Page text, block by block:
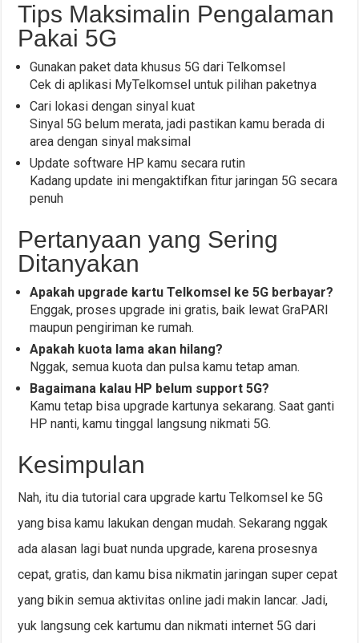
Tips Maksimalin Pengalaman
Pakai 5G
Gunakan paket data khusus 5G dari Telkomsel
Cek di aplikasi MyTelkomsel untuk pilihan paketnya
Cari lokasi dengan sinyal kuat
Sinyal 5G belum merata, jadi pastikan kamu berada di
area dengan sinyal maksimal
Update software HP kamu secara rutin
Kadang update ini mengaktifkan fitur jaringan 5G secara
penuh
Pertanyaan yang Sering
Ditanyakan
Apakah upgrade kartu Telkomsel ke 5G berbayar?
Enggak, proses upgrade ini gratis, baik lewat GraPARI
maupun pengiriman ke rumah.
Apakah kuota lama akan hilang?
Nggak, semua kuota dan pulsa kamu tetap aman.
Bagaimana kalau HP belum support 5G?
Kamu tetap bisa upgrade kartunya sekarang. Saat ganti
HP nanti, kamu tinggal langsung nikmati 5G.
Kesimpulan
Nah, itu dia tutorial cara upgrade kartu Telkomsel ke 5G
yang bisa kamu lakukan dengan mudah. Sekarang nggak
ada alasan lagi buat nunda upgrade, karena prosesnya
cepat, gratis, dan kamu bisa nikmatin jaringan super cepat
yang bikin semua aktivitas online jadi makin lancar. Jadi,
yuk langsung cek kartumu dan nikmati internet 5G dari